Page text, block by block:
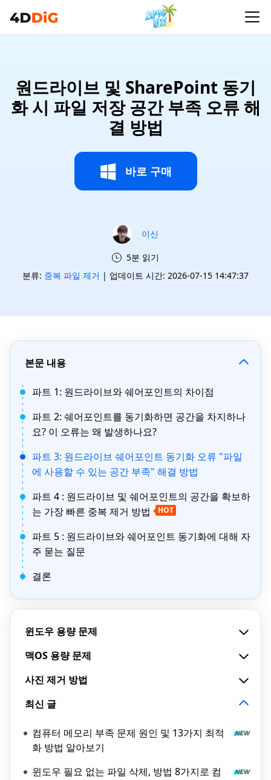
원드라이브 및 SharePoint 동기
화 시 파일 저장 공간 부족 오류 해
결 방법
바로 구매
이신
5분 읽기
분류: 중복 파일 제거 | 업데이트 시간: 2026-07-15 14:47:37
본문 내용
파트 1: 원드라이브와 쉐어포인트의 차이점
파트 2: 쉐어포인트를 동기화하면 공간을 차지하나
요? 이 오류는 왜 발생하나요?
파트 3: 원드라이브 쉐어포인트 동기화 오류 "파일
에 사용할 수 있는 공간 부족" 해결 방법
파트 4 : 원드라이브 및 쉐어포인트의 공간을 확보하
는 가장 빠른 중복 제거 방법
HOT
파트 5 : 원드라이브와 쉐어포인트 동기화에 대해 자
주 묻는 질문
결론
윈도우 용량 문제
맥OS 용량 문제
사진 제거 방법
최신 글
컴퓨터 메모리 부족 문제 원인 및 13가지 최적
화 방법 알아보기
윈도우 필요 없는 파일 삭제, 방법 8가지로 컴